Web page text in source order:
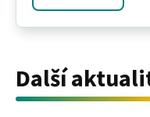
Další